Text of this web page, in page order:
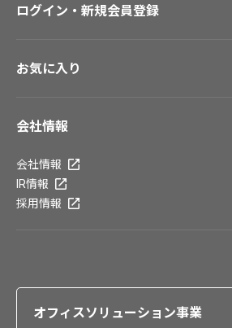
ログイン・新規会員登録
お気に入り
会社情報
会社情報
IR情報
採用情報
オフィスソリューション事業